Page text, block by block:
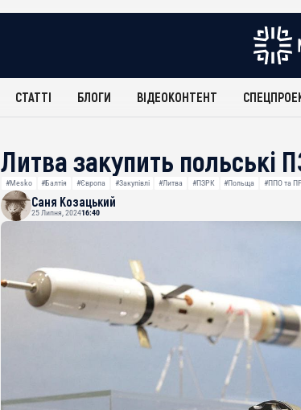
СТАТТІ БЛОГИ ВІДЕОКОНТЕНТ
Литва закупить польські
#Mesko #Балтія #Європа #Закупівлі #Литва #ПЗРК #Польща #ППО та
Саня Козацький
25 Липня, 202416:40